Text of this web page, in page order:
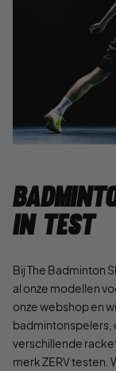
in test
Bij The Badminton
al onze modellen
onze webshop en
badmintonspelers,
verschillende
merk ZERV testen.